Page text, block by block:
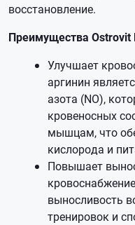
восстановление.
Преимущества Ostrovit
Улучшает
аргинин
азота (NO),
кровеносных
мышцам, что
кислорода и
Повышает
выносливость
тренировок и